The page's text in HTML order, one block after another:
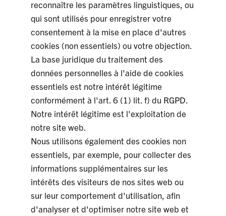
reconnaître les paramètres linguistiques, ou
qui sont utilisés pour enregistrer votre
consentement à la mise en place d'autres
cookies (non essentiels) ou votre objection.
La base juridique du traitement des
données personnelles à l'aide de cookies
essentiels est notre intérêt légitime
conformément à l'art. 6 (1) lit. f) du RGPD.
Notre intérêt légitime est l'exploitation de
notre site web.
Nous utilisons également des cookies non
essentiels, par exemple, pour collecter des
informations supplémentaires sur les
intérêts des visiteurs de nos sites web ou
sur leur comportement d'utilisation, afin
d'analyser et d'optimiser notre site web et